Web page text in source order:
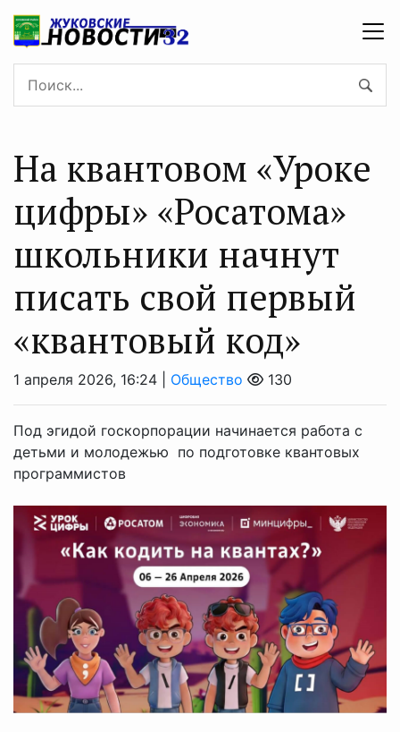
На квантовом «Уроке
цифры» «Росатома»
школьники начнут
писать свой первый
«квантовый код»
1 апреля 2026, 16:24 | Общество 130
Под эгидой госкорпорации начинается работа с
детьми и молодежью по подготовке квантовых
программистов